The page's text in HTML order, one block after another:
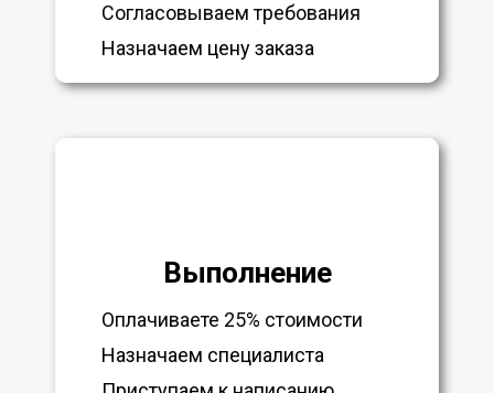
Согласовываем требования
Назначаем цену заказа
Выполнение
Оплачиваете 25% стоимости
Назначаем специалиста